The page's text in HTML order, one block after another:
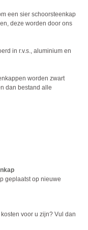
een sier schoorsteenkap
deze worden door ons
in r.v.s., aluminium en
worden zwart
dan bestand alle
geplaatst op nieuwe
voor u zijn? Vul dan